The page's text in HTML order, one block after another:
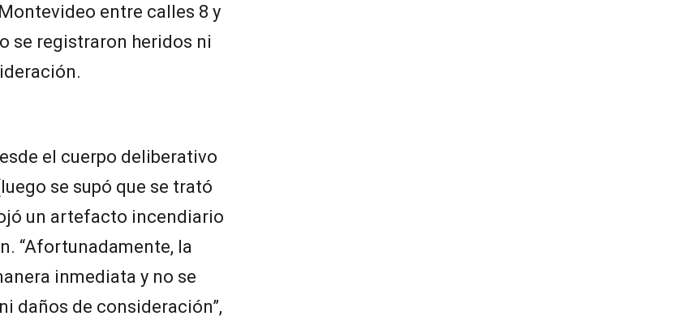
entre calles 8 y
se registraron heridos ni
el cuerpo deliberativo
se supó que se trató
un artefacto incendiario
“Afortunadamente, la
inmediata y no se
daños de consideración”,